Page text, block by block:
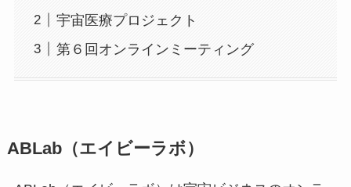
宇宙医療プロジェクト
第６回オンラインミーティング
ABLab（エイビーラボ）